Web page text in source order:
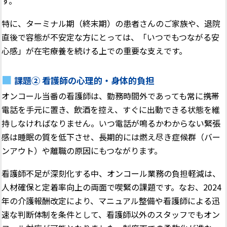
特に、ターミナル期（終末期）の患者さんのご家族や、退院
直後で容態が不安定な方にとっては、「いつでもつながる安
心感」が在宅療養を続ける上での重要な支えです。
課題② 看護師の心理的・身体的負担
オンコール当番の看護師は、勤務時間外であっても常に携帯
電話を手元に置き、飲酒を控え、すぐに出動できる状態を維
持しなければなりません。いつ電話が鳴るかわからない緊張
感は睡眠の質を低下させ、長期的には燃え尽き症候群（バー
ンアウト）や離職の原因にもつながります。
看護師不足が深刻化する中、オンコール業務の負担軽減は、
人材確保と定着率向上の両面で喫緊の課題です。なお、2024
年の介護報酬改定により、マニュアル整備や看護師による迅
速な判断体制を条件として、看護師以外のスタッフでもオン